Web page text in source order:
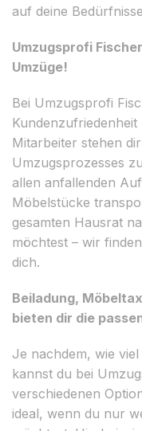
auf deine
Umzugsprofi
Umzüge!
Bei Umzugsprofi
Mitarbeiter stehen
Umzugsprozesses
allen anfallenden
Möbelstücke
gesamten Hausrat
möchtest – wir
dich.
Beiladung,
bieten dir die
Je nachdem, wie
kannst du bei
verschiedenen
ideal, wenn du nur